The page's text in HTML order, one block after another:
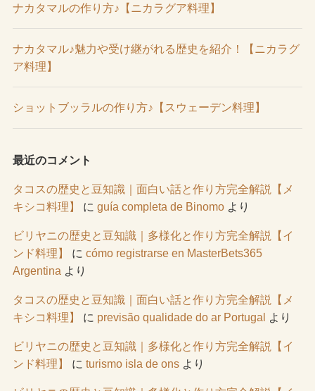
ナカタマルの作り方♪【ニカラグア料理】
ナカタマル♪魅力や受け継がれる歴史を紹介！【ニカラグ
ア料理】
ショットブッラルの作り方♪【スウェーデン料理】
最近のコメント
タコスの歴史と豆知識｜面白い話と作り方完全解説【メ
キシコ料理】
に guía completa de Binomoより
ビリヤニの歴史と豆知識｜多様化と作り方完全解説【イ
ンド料理】
に cómo registrarse en MasterBets365
Argentina より
タコスの歴史と豆知識｜面白い話と作り方完全解説【メ
キシコ料理】
に previsão qualidade do ar Portugal より
ビリヤニの歴史と豆知識｜多様化と作り方完全解説【イ
ンド料理】
に turismo isla de onsより